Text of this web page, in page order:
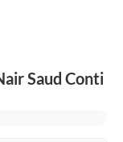
Saud Conti